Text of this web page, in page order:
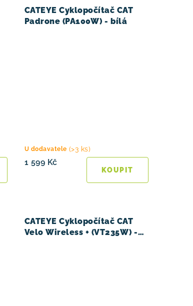
CATEYE Cyklopočítač CAT
Padrone (PA100W) - bílá
U dodavatele (>3 ks)
1 599 Kč
CATEYE Cyklopočítač CAT
Velo Wireless + (VT235W) -